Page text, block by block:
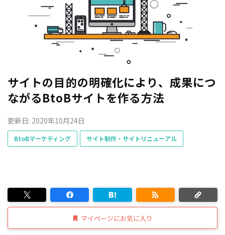
サイトの目的の明確化により、成果につ
ながるBtoBサイトを作る方法
更新日: 2020年10月24日
BtoBマーケティング サイト制作・サイトリニューアル
マイページにお気に入り